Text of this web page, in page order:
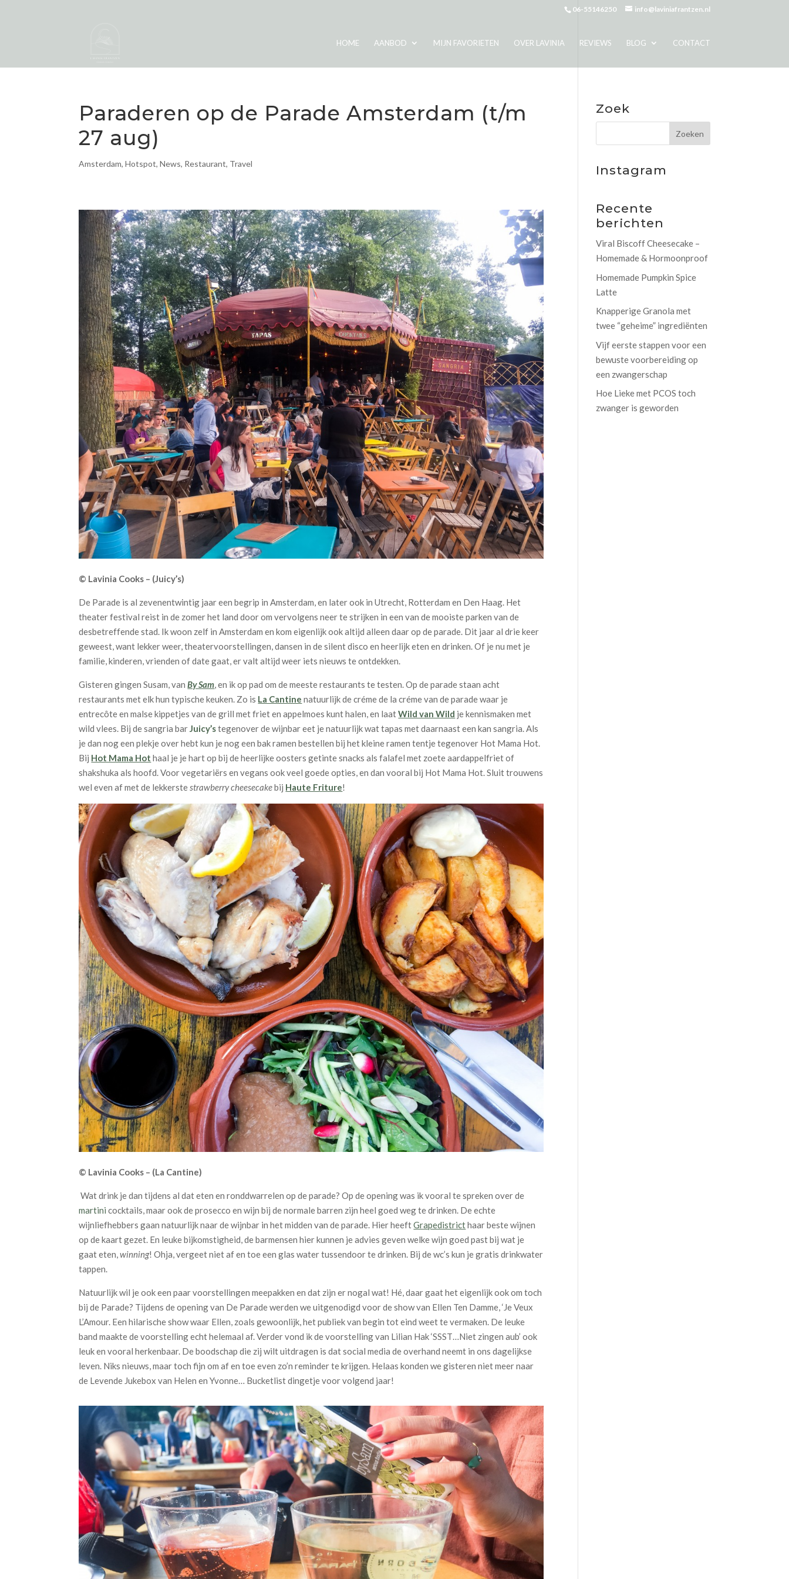
06-55146250 info@laviniafrantzen.nl
HOME AANBOD MIJN FAVORIETEN OVER LAVINIA REVIEWS BLOG CONTACT
Paraderen op de Parade Amsterdam (t/m
27 aug)
Amsterdam,Hotspot,News, Restaurant, Travel
© Lavinia Cooks – (Juicy’s)
De Parade is al zevenentwintig jaar een begrip in Amsterdam, en later ook in Utrecht, Rotterdam en Den Haag. Het
theater festival reist in de zomer het land door om vervolgens neer te strijken in een van de mooiste parken van de
desbetreffende stad. Ik woon zelf in Amsterdam en kom eigenlijk ook altijd alleen daar op de parade. Dit jaar al drie keer
geweest, want lekker weer, theatervoorstellingen, dansen in de silent disco en heerlijk eten en drinken. Of je nu met je
familie, kinderen, vrienden of date gaat, er valt altijd weer iets nieuws te ontdekken.
Gisteren gingen Susam, vanBy Sam, en ik op pad om de meeste restaurants te testen. Op de parade staan acht
restaurants met elk hun typische keuken. Zo is La Cantine natuurlijk de créme de la créme van de parade waar je
entrecôte en malse kippetjes van de grill met friet en appelmoes kunt halen, en laatWild van Wild je kennismaken met
wild vlees. Bij de sangria barJuicy’stegenover de wijnbar eet je natuurlijk wat tapas met daarnaast een kan sangria. Als
je dan nog een plekje over hebt kun je nog een bak ramen bestellen bij het kleine ramen tentje tegenover Hot Mama Hot.
Bij Hot Mama Hot haal je je hart op bij de heerlijke oosters getinte snacks als falafel met zoete aardappelfriet of
shakshuka als hoofd. Voor vegetariërs en vegans ook veel goede opties, en dan vooral bij Hot Mama Hot. Sluit trouwens
wel even af met de lekkerstestrawberry cheesecakebij Haute Friture!
© Lavinia Cooks – (La Cantine)
Wat drink je dan tijdens al dat eten en ronddwarrelen op de parade? Op de opening was ik vooral te spreken over de
martini cocktails, maar ook de prosecco en wijn bij de normale barren zijn heel goed weg te drinken. De echte
wijnliefhebbers gaan natuurlijk naar de wijnbar in het midden van de parade. Hier heeftGrapedistricthaar beste wijnen
op de kaart gezet. En leuke bijkomstigheid, de barmensen hier kunnen je advies geven welke wijn goed past bij wat je
gaat eten,winning! Ohja, vergeet niet af en toe een glas water tussendoor te drinken. Bij de wc’s kun je gratis drinkwater
tappen.
Natuurlijk wil je ook een paar voorstellingen meepakken en dat zijn er nogal wat! Hé, daar gaat het eigenlijk ook om toch
bij de Parade? Tijdens de opening van De Parade werden we uitgenodigd voor de show van Ellen Ten Damme, ‘Je Veux
L’Amour. Een hilarische show waar Ellen, zoals gewoonlijk, het publiek van begin tot eind weet te vermaken. De leuke
band maakte de voorstelling echt helemaal af. Verder vond ik de voorstelling van Lilian Hak ‘SSST…Niet zingen aub’ ook
leuk en vooral herkenbaar. De boodschap die zij wilt uitdragen is dat social media de overhand neemt in ons dagelijkse
leven. Niks nieuws, maar toch fijn om af en toe even zo’n reminder te krijgen. Helaas konden we gisteren niet meer naar
de Levende Jukebox van Helen en Yvonne… Bucketlist dingetje voor volgend jaar!
Zoek
Instagram
Recente
berichten
Viral Biscoff Cheesecake –
Homemade & Hormoonproof
Homemade Pumpkin Spice
Latte
Knapperige Granola met
twee “geheime” ingrediënten
Vijf eerste stappen voor een
bewuste voorbereiding op
een zwangerschap
Hoe Lieke met PCOS toch
zwanger is geworden